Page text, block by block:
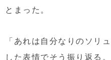
とまった。
「あれは自分なりのソリ
した表情でそう振り返る。